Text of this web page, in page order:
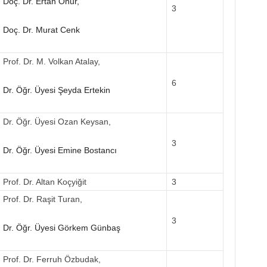
Doç. Dr. Murat Cenk
3
Prof. Dr. M. Volkan Atalay,
Dr. Öğr. Üyesi Şeyda Ertekin
6
Dr. Öğr. Üyesi Ozan Keysan,
Dr. Öğr. Üyesi Emine Bostancı
3
Prof. Dr. Altan Koçyiğit
3
Prof. Dr. Raşit Turan,
Dr. Öğr. Üyesi Görkem Günbaş
3
Prof. Dr. Ferruh Özbudak,